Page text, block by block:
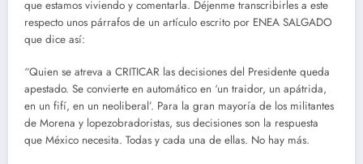
que estamos viviendo y comentarla. Déjenme transcribirles a este
respecto unos párrafos de un artículo escrito por ENEA SALGADO
que dice así:
“Quien se atreva a CRITICAR las decisiones del Presidente queda
apestado. Se convierte en automático en ‘un traidor, un apátrida,
en un fifí, en un neoliberal’. Para la gran mayoría de los militantes
de Morena y lopezobradoristas, sus decisiones son la respuesta
que México necesita. Todas y cada una de ellas. No hay más.